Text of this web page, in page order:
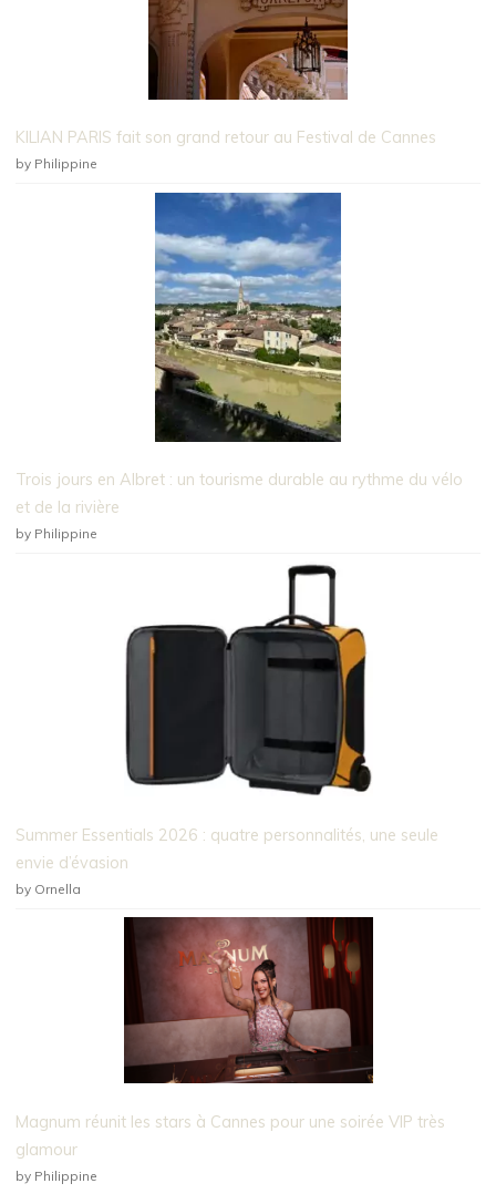
KILIAN PARIS fait son grand retour au Festival de Cannes
by Philippine
Trois jours en Albret : un tourisme durable au rythme du vélo
et de la rivière
by Philippine
Summer Essentials 2026 : quatre personnalités, une seule
envie d’évasion
by Ornella
Magnum réunit les stars à Cannes pour une soirée VIP très
glamour
by Philippine